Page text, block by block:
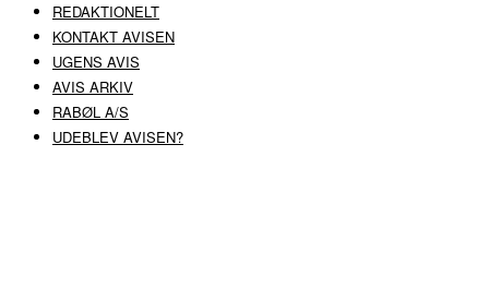
REDAKTIONELT
KONTAKT AVISEN
UGENS AVIS
AVIS ARKIV
RABØL A/S
UDEBLEV AVISEN?